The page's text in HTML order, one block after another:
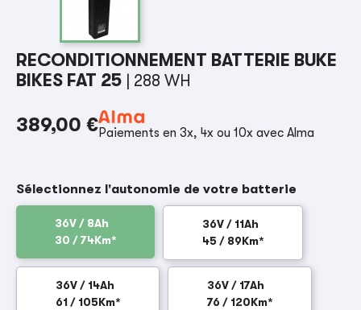
RECONDITIONNEMENT BATTERIE BUKE
BIKES FAT 25
| 288 WH
389,00 €Paiements en 3x, 4x ou 10x avec Alma
Sélectionnez l'autonomie de votre batterie
36V / 8Ah
30 / 74Km*
36V / 11Ah
45 / 89Km*
36V / 14Ah
61 / 105Km*
36V / 17Ah
76 / 120Km*